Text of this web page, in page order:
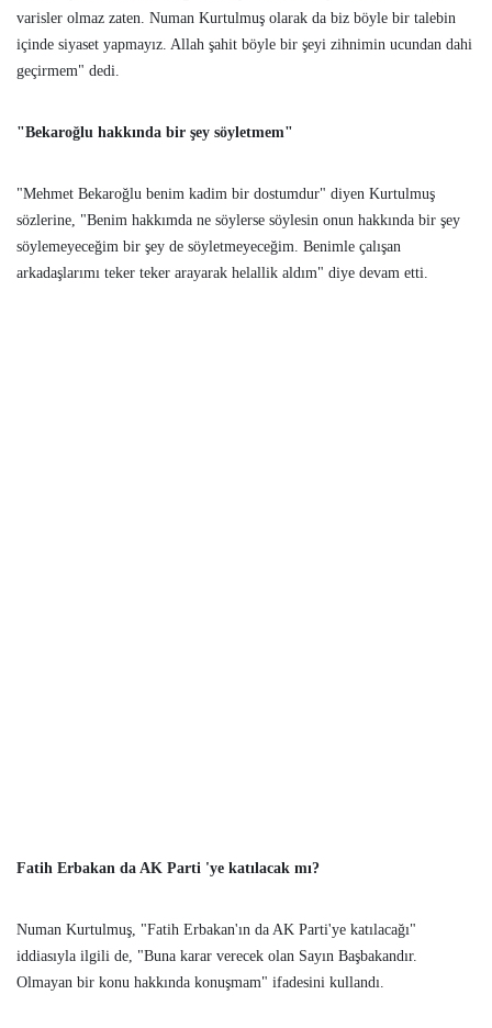
varisler olmaz zaten. Numan Kurtulmuş olarak da biz böyle bir talebin
içinde siyaset yapmayız. Allah şahit böyle bir şeyi zihnimin ucundan dahi
geçirmem" dedi.
"Bekaroğlu hakkında bir şey söyletmem"
"Mehmet Bekaroğlu benim kadim bir dostumdur" diyen Kurtulmuş
sözlerine, "Benim hakkımda ne söylerse söylesin onun hakkında bir şey
söylemeyeceğim bir şey de söyletmeyeceğim. Benimle çalışan
arkadaşlarımı teker teker arayarak helallik aldım" diye devam etti.
Fatih Erbakan da AK Parti 'ye katılacak mı?
Numan Kurtulmuş, "Fatih Erbakan'ın da AK Parti'ye katılacağı"
iddiasıyla ilgili de, "Buna karar verecek olan Sayın Başbakandır.
Olmayan bir konu hakkında konuşmam" ifadesini kullandı.